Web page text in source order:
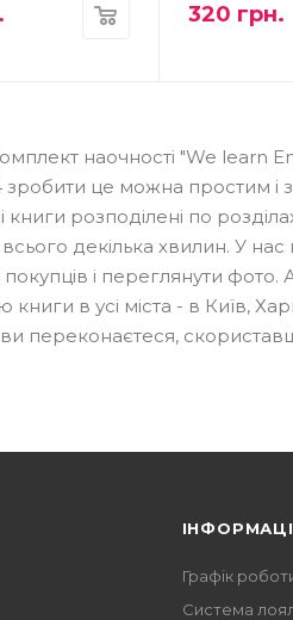
320 грн.
наочності "We learn
зробити це можна
розподілені по
декілька хвилин. У
і переглянути
в усі міста - в Київ,
переконаєтеся,
Графік
Система